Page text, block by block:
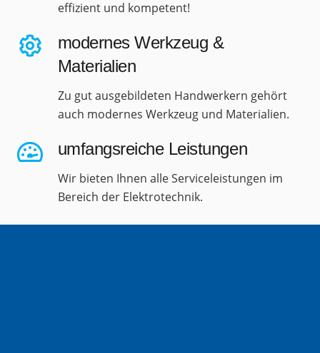
effizient und kompetent!
modernes Werkzeug &
Materialien
Zu gut ausgebildeten Handwerkern gehört
auch modernes Werkzeug und Materialien.
umfangsreiche Leistungen
Wir bieten Ihnen alle Serviceleistungen im
Bereich der Elektrotechnik.